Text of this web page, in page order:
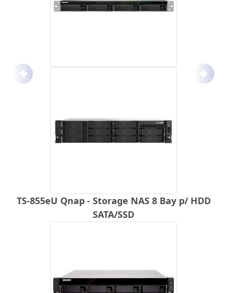
TS-855eU Qnap - Storage NAS 8 Bay p/ HDD
SATA/SSD
Anterior